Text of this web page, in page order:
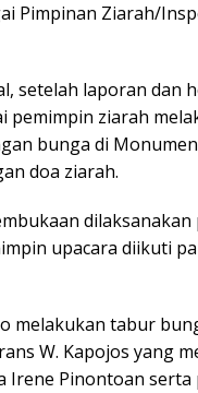
Pimpinan Ziarah/
setelah laporan dan
pemimpin ziarah
bunga di
doa ziarah.
upacara diikuti
melakukan tabur
W. Kapojos yang
Irene Pinontoan serta